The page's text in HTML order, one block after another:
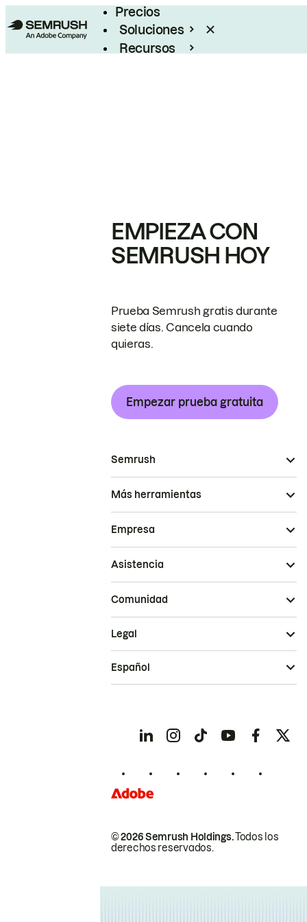
Precios
Soluciones
Recursos
EMPIEZA CON
SEMRUSH HOY
Prueba Semrush gratis durante
siete días. Cancela cuando
quieras.
Empezar prueba gratuita
Semrush
Más herramientas
Empresa
Asistencia
Comunidad
© 2026 Semrush Holdings.Todos los
derechos reservados.
Legal
Español